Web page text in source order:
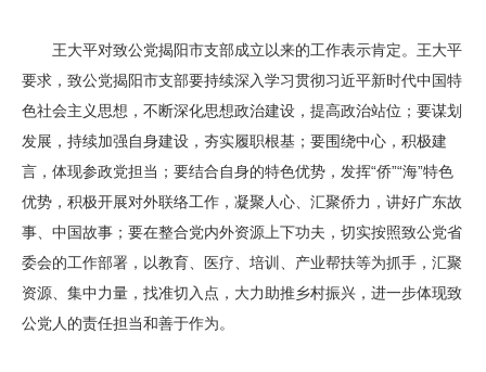
王大平对致公党揭阳市支部成立以来的工作表示肯定。王大平
要求，致公党揭阳市支部要持续深入学习贯彻习近平新时代中国特
色社会主义思想，不断深化思想政治建设，提高政治站位；要谋划
发展，持续加强自身建设，夯实履职根基；要围绕中心，积极建
言，体现参政党担当；要结合自身的特色优势，发挥“侨”“海”特色
优势，积极开展对外联络工作，凝聚人心、汇聚侨力，讲好广东故
事、中国故事；要在整合党内外资源上下功夫，切实按照致公党省
委会的工作部署，以教育、医疗、培训、产业帮扶等为抓手，汇聚
资源、集中力量，找准切入点，大力助推乡村振兴，进一步体现致
公党人的责任担当和善于作为。